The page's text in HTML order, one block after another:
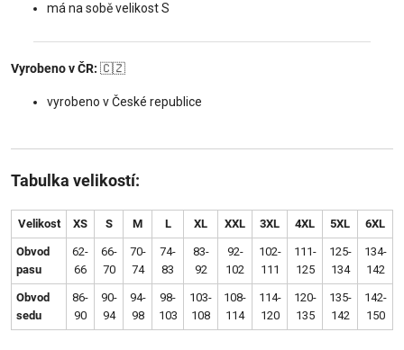
má na sobě velikost S
Vyrobeno v ČR: 🇨🇿
vyrobeno v České republice
Tabulka velikostí:
Velikost XS S M L XL XXL 3XL 4XL 5XL 6XL
Obvod
pasu
62-
66
66-
70
70-
74
74-
83
83-
92
92-
102
102-
111
111-
125
125-
134
134-
142
Obvod
sedu
86-
90
90-
94
94-
98
98-
103
103-
108
108-
114
114-
120
120-
135
135-
142
142-
150